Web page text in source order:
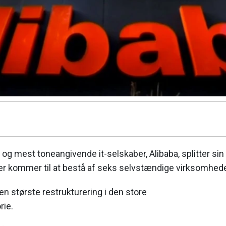
mest toneangivende it-selskaber, Alibaba, splitter
kommer til at bestå af seks selvstændige
største restrukturering i den store